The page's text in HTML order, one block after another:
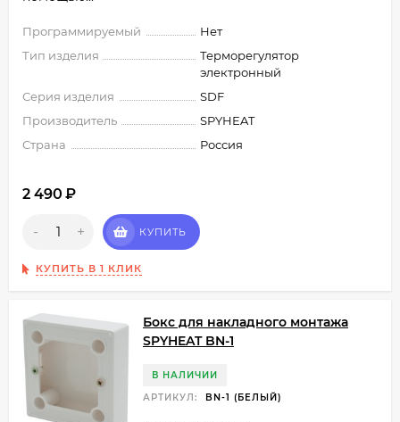
Программируемый
Нет
Тип изделия
Терморегулятор
электронный
Серия изделия
SDF
Производитель
SPYHEAT
Страна
Россия
2 490 ₽
- + КУПИТЬ
КУПИТЬ В 1 КЛИК
Бокс для накладного монтажа
SPYHEAT BN-1
В НАЛИЧИИ
АРТИКУЛ:
BN-1 (БЕЛЫЙ)